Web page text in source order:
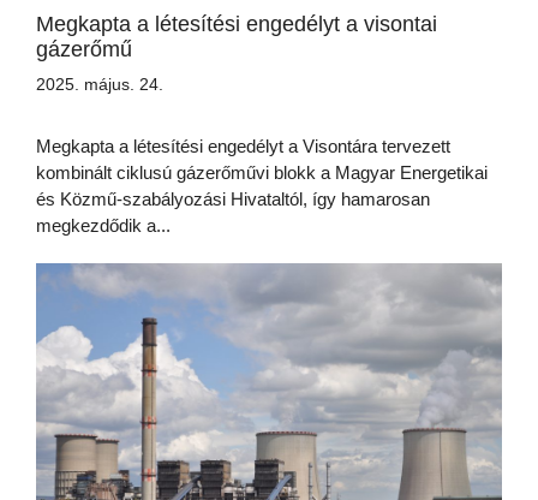
Megkapta a létesítési engedélyt a visontai
gázerőmű
2025. május. 24.
Megkapta a létesítési engedélyt a Visontára tervezett
kombinált ciklusú gázerőművi blokk a Magyar Energetikai
és Közmű-szabályozási Hivataltól, így hamarosan
megkezdődik a...